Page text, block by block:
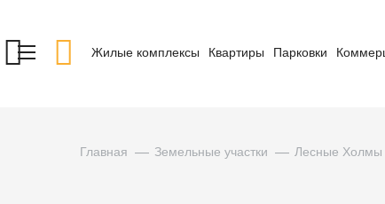
Жилые комплексы Квартиры Парковки
Главная Земельные участки Лесные Холмы